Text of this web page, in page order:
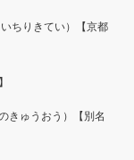
ちりきてい）【京都
きゅうおう）【別名